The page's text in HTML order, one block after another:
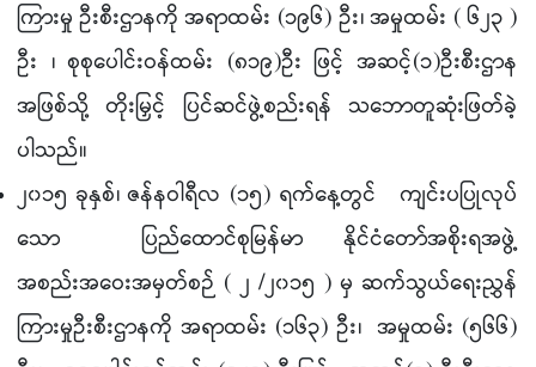
ကြားမှု ဦးစီးဌာနကို အရာထမ်း (၁၉၆) ဦး၊ အမှုထမ်း ( ၆၂၃ )
ဦး ၊ စုစုပေါင်းဝန်ထမ်း (၈၁၉)ဦး ဖြင့် အဆင့်(၁)ဦးစီးဌာန
အဖြစ်သို့ တိုးမြှင့် ပြင်ဆင်ဖွဲ့စည်းရန် သဘောတူဆုံးဖြတ်ခဲ့
ပါသည်။
၂၀၁၅ ခုနှစ်၊ ဇန်နဝါရီလ (၁၅) ရက်နေ့တွင် ကျင်းပပြုလုပ်
သော ပြည်ထောင်စုမြန်မာ နိုင်ငံတော်အစိုးရအဖွဲ့
အစည်းအဝေးအမှတ်စဉ် ( ၂ /၂၀၁၅ ) မှ ဆက်သွယ်ရေးညွှန်
ကြားမှုဦးစီးဌာနကို အရာထမ်း (၁၆၃) ဦး၊ အမှုထမ်း (၅၆၆)